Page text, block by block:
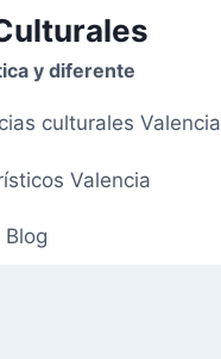
y diferente
culturales Valencia
Valencia
Blog